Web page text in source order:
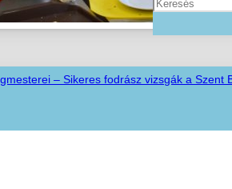
– Sikeres fodrász vizsgák a Szent